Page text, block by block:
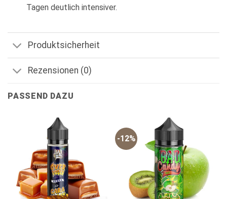
Tagen deutlich intensiver.
Produktsicherheit
Rezensionen (0)
PASSEND DAZU
-12%